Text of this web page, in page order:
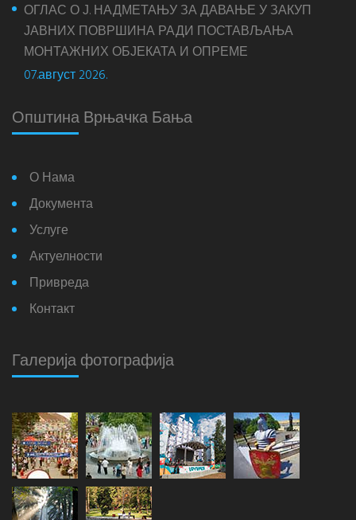
ОГЛАС О Ј. НАДМЕТАЊУ ЗА ДАВАЊЕ У ЗАКУП
ЈАВНИХ ПОВРШИНА РАДИ ПОСТАВЉАЊА
МОНТАЖНИХ ОБЈЕКАТА И ОПРЕМЕ
07.август 2026.
Општина Врњачка Бања
О Нама
Документа
Услуге
Актуелности
Привреда
Контакт
Галерија фотографија